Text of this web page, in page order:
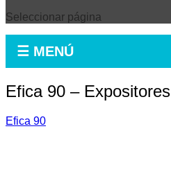
Seleccionar página
☰ MENÚ
Efica 90 – Expositores
Efica 90